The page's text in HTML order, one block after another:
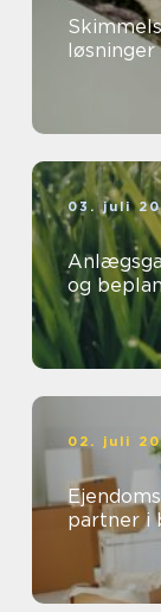
03. juli
og
02. juli
partner i